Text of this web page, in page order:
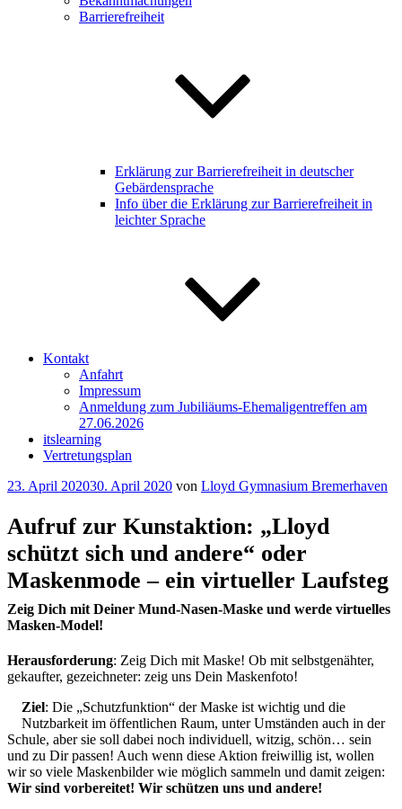
Barrierefreiheit
Erklärung zur Barrierefreiheit in deutscher
Gebärdensprache
Info über die Erklärung zur Barrierefreiheit in
leichter Sprache
Kontakt
Anfahrt
Impressum
Anmeldung zum Jubiliäums-Ehemaligentreffen am
27.06.2026
itslearning
Vertretungsplan
Veröffentlicht
23. April 202030. April 2020 von Lloyd Gymnasium Bremerhaven
Aufruf zur Kunstaktion: „Lloyd
schützt sich und andere“ oder
Maskenmode – ein virtueller Laufsteg
Zeig Dich mit Deiner Mund-Nasen-Maske und werde virtuelles
Masken-Model!
Herausforderung: Zeig Dich mit Maske! Ob mit selbstgenähter,
gekaufter, gezeichneter: zeig uns Dein Maskenfoto!
Ziel: Die „Schutzfunktion“ der Maske ist wichtig und die
Nutzbarkeit im öffentlichen Raum, unter Umständen auch in der
Schule, aber sie soll dabei noch individuell, witzig, schön… sein
und zu Dir passen! Auch wenn diese Aktion freiwillig ist, wollen
wir so viele Maskenbilder wie möglich sammeln und damit zeigen:
Wir sind vorbereitet! Wir schützen uns und andere!